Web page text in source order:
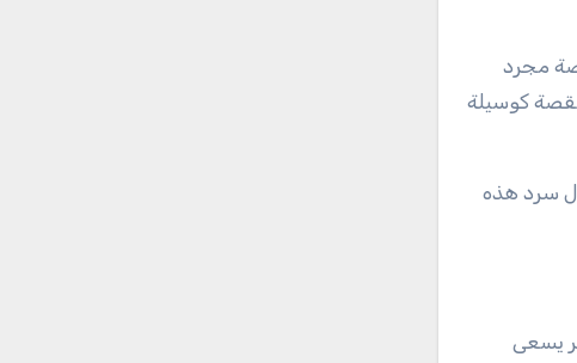
مجرد
كوسيلة
سرد هذه
يسعى